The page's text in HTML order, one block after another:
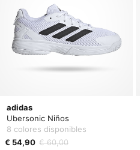
adidas
Ubersonic Niños
8 colores disponibles
€ 54,90 € 60,00